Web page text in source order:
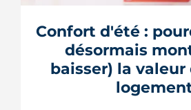
cartographient ces
d'aménagement de la
plus en plus décisif à
LIRE
Confort d'été :
désormais
baisser) la valeur